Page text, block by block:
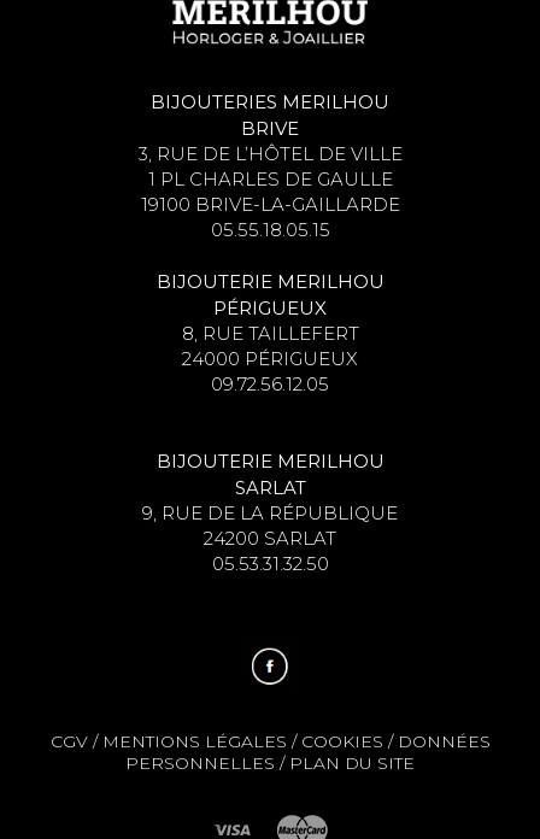
BIJOUTERIES MERILHOU
BRIVE
3, RUE DE L’HÔTEL DE VILLE
1 PL CHARLES DE GAULLE
19100 BRIVE-LA-GAILLARDE
05.55.18.05.15
BIJOUTERIE MERILHOU
PÉRIGUEUX
8, RUE TAILLEFERT
24000 PÉRIGUEUX
09.72.56.12.05
BIJOUTERIE MERILHOU
SARLAT
9, RUE DE LA RÉPUBLIQUE
24200 SARLAT
05.53.31.32.50
CGV/ MENTIONS LÉGALES / COOKIES / DONNÉES
PERSONNELLES / PLAN DU SITE